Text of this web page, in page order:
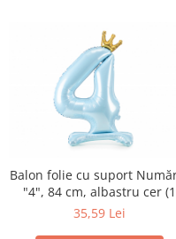
Balon folie cu suport
"4", 84 cm, albastru cer (1
pachet / 1 buc.)
35,59 Lei